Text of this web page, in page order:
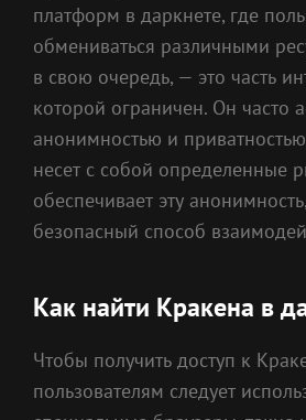
платформ в даркнете, где
обмениваться различными
в свою очередь, — это часть
которой ограничен. Он часто
анонимностью и
несет с собой определенные
обеспечивает эту
безопасный способ
Как найти Кракена в
Чтобы получить доступ к
пользователям следует